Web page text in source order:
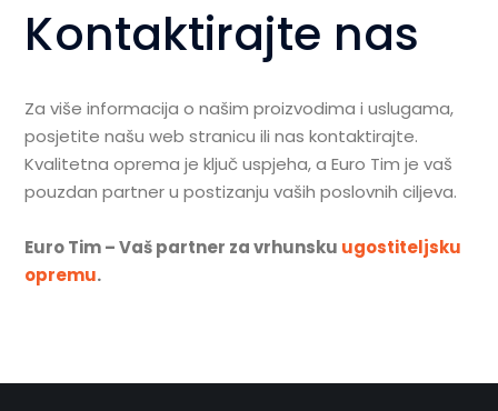
Kontaktirajte nas
Za više informacija o našim proizvodima i uslugama,
posjetite našu web stranicu ili nas kontaktirajte.
Kvalitetna oprema je ključ uspjeha, a Euro Tim je vaš
pouzdan partner u postizanju vaših poslovnih ciljeva.
Euro Tim – Vaš partner za vrhunsku ugostiteljsku
opremu.